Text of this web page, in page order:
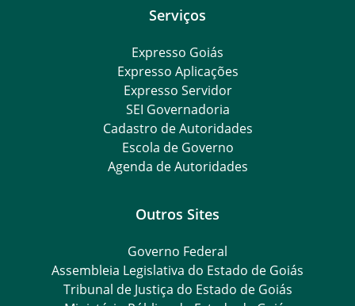
Serviços
Expresso Goiás
Expresso Aplicações
Expresso Servidor
SEI Governadoria
Cadastro de Autoridades
Escola de Governo
Agenda de Autoridades
Outros Sites
Governo Federal
Assembleia Legislativa do Estado de Goiás
Tribunal de Justiça do Estado de Goiás